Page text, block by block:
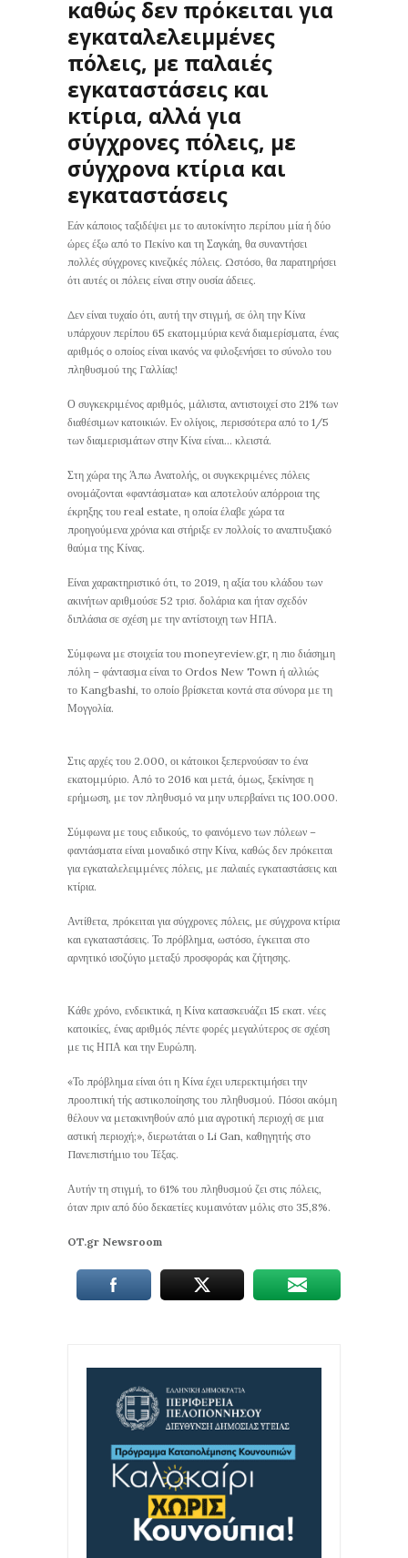
καθώς δεν πρόκειται για
εγκαταλελειμμένες
πόλεις, με παλαιές
εγκαταστάσεις και
κτίρια, αλλά για
σύγχρονες πόλεις, με
σύγχρονα κτίρια και
εγκαταστάσεις
Εάν κάποιος ταξιδέψει με το αυτοκίνητο περίπου μία ή δύο
ώρες έξω από το Πεκίνο και τη Σαγκάη, θα συναντήσει
πολλές σύγχρονες κινεζικές πόλεις. Ωστόσο, θα παρατηρήσει
ότι αυτές οι πόλεις είναι στην ουσία άδειες.
Δεν είναι τυχαίο ότι, αυτή την στιγμή, σε όλη την Κίνα
υπάρχουν περίπου 65 εκατομμύρια κενά διαμερίσματα, ένας
αριθμός ο οποίος είναι ικανός να φιλοξενήσει το σύνολο του
πληθυσμού της Γαλλίας!
Ο συγκεκριμένος αριθμός, μάλιστα, αντιστοιχεί στο 21% των
διαθέσιμων κατοικιών. Εν ολίγοις, περισσότερα από το 1/5
των διαμερισμάτων στην Κίνα είναι… κλειστά.
Στη χώρα της Άπω Ανατολής, οι συγκεκριμένες πόλεις
ονομάζονται «φαντάσματα» και αποτελούν απόρροια της
έκρηξης του real estate, η οποία έλαβε χώρα τα
προηγούμενα χρόνια και στήριξε εν πολλοίς το αναπτυξιακό
θαύμα της Κίνας.
Είναι χαρακτηριστικό ότι, το 2019, η αξία του κλάδου των
ακινήτων αριθμούσε 52 τρισ. δολάρια και ήταν σχεδόν
διπλάσια σε σχέση με την αντίστοιχη των ΗΠΑ.
Σύμφωνα με στοιχεία του moneyreview.gr, η πιο διάσημη
πόλη – φάντασμα είναι το Ordos New Town ή αλλιώς
το Kangbashi, το οποίο βρίσκεται κοντά στα σύνορα με τη
Μογγολία.
Στις αρχές του 2.000, οι κάτοικοι ξεπερνούσαν το ένα
εκατομμύριο. Από το 2016 και μετά, όμως, ξεκίνησε η
ερήμωση, με τον πληθυσμό να μην υπερβαίνει τις 100.000.
Σύμφωνα με τους ειδικούς, το φαινόμενο των πόλεων –
φαντάσματα είναι μοναδικό στην Κίνα, καθώς δεν πρόκειται
για εγκαταλελειμμένες πόλεις, με παλαιές εγκαταστάσεις και
κτίρια.
Αντίθετα, πρόκειται για σύγχρονες πόλεις, με σύγχρονα κτίρια
και εγκαταστάσεις. Το πρόβλημα, ωστόσο, έγκειται στο
αρνητικό ισοζύγιο μεταξύ προσφοράς και ζήτησης.
Κάθε χρόνο, ενδεικτικά, η Κίνα κατασκευάζει 15 εκατ. νέες
κατοικίες, ένας αριθμός πέντε φορές μεγαλύτερος σε σχέση
με τις ΗΠΑ και την Ευρώπη.
«Το πρόβλημα είναι ότι η Κίνα έχει υπερεκτιμήσει την
προοπτική τής αστικοποίησης του πληθυσμού. Πόσοι ακόμη
θέλουν να μετακινηθούν από μια αγροτική περιοχή σε μια
αστική περιοχή;», διερωτάται ο Li Gan, καθηγητής στο
Πανεπιστήμιο του Τέξας.
Αυτήν τη στιγμή, το 61% του πληθυσμού ζει στις πόλεις,
όταν πριν από δύο δεκαετίες κυμαινόταν μόλις στο 35,8%.
OT.gr Newsroom